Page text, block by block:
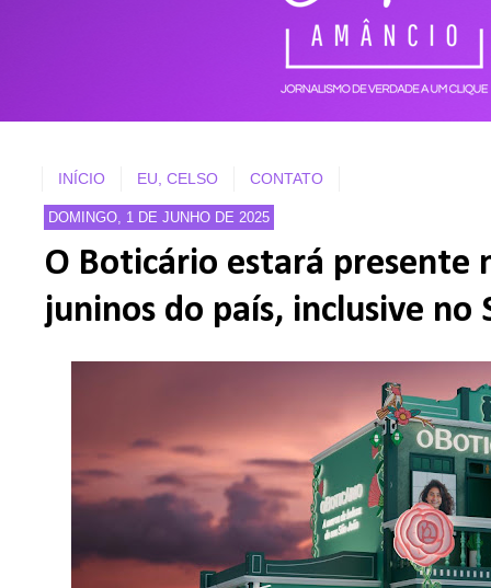
INÍCIO EU, CELSO CONTATO
DOMINGO, 1 DE JUNHO DE 2025
O Boticário estará presente
juninos do país, inclusive no